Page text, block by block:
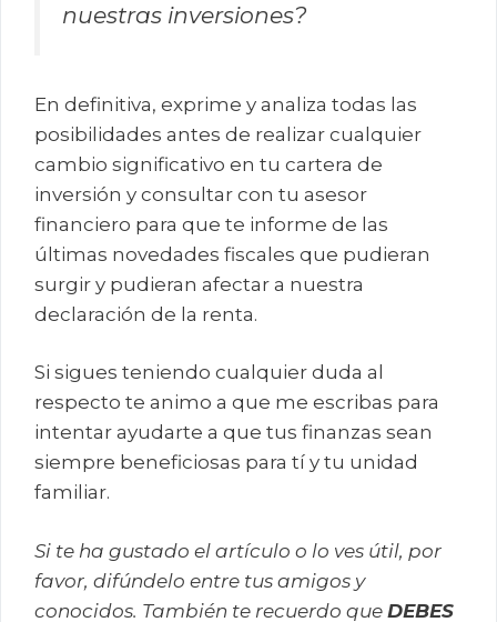
nuestras inversiones?
En definitiva, exprime y analiza todas las
posibilidades antes de realizar cualquier
cambio significativo en tu cartera de
inversión y consultar con tu asesor
financiero para que te informe de las
últimas novedades fiscales que pudieran
surgir y pudieran afectar a nuestra
declaración de la renta.
Si sigues teniendo cualquier duda al
respecto te animo a que me escribas para
intentar ayudarte a que tus finanzas sean
siempre beneficiosas para tí y tu unidad
familiar.
Si te ha gustado el artículo o lo ves útil, por
favor, difúndelo entre tus amigos y
conocidos. También te recuerdo que DEBES